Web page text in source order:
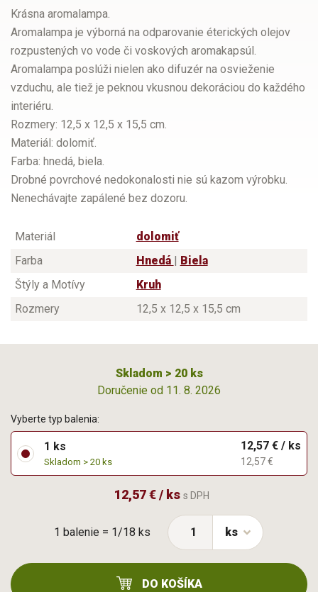
Krásna aromalampa.
Aromalampa je výborná na odparovanie éterických olejov
rozpustených vo vode či voskových aromakapsúl.
Aromalampa poslúži nielen ako difuzér na osvieženie
vzduchu, ale tiež je peknou vkusnou dekoráciou do každého
interiéru.
Rozmery: 12,5 x 12,5 x 15,5 cm.
Materiál: dolomiť.
Farba: hnedá, biela.
Drobné povrchové nedokonalosti nie sú kazom výrobku.
Nenechávajte zapálené bez dozoru.
Materiál
dolomiť
Farba
Hnedá
Biela
Štýly a Motívy
Kruh
Rozmery
12,5 x 12,5 x 15,5 cm
Skladom > 20 ks
Doručenie od 11. 8. 2026
1 balenie = 1/18 ks
Vyberte typ balenia:
1 ks
Skladom > 20 ks
12,57 € / ks
12,57 €
12,57 € / ks s DPH
ks
DO KOŠÍKA